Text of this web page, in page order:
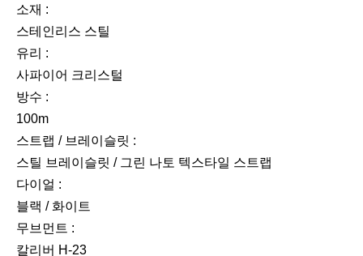
소재 :
스테인리스 스틸
유리 :
사파이어 크리스털
방수 :
100m
스트랩 / 브레이슬릿 :
스틸 브레이슬릿 / 그린 나토 텍스타일 스트랩
다이얼 :
블랙 / 화이트
무브먼트 :
칼리버 H-23